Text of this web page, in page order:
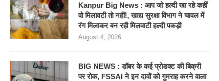
Kanpur Big News : आप जो हल्दी खा रहे कहीं
वो मिलावटी तो नहीं!, खाद्य सुरक्षा विभाग ने चावल में
रंग मिलाकर बन रही मिलवाटी हल्दी पकड़ी
August 4, 2026
BIG NEWS : डॉबर के कई प्रोडक्ट की बिक्री
पर रोक, FSSAI ने इन दावों को गुमराह करने वाला